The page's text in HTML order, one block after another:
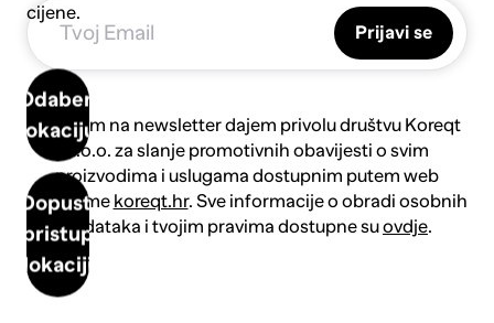
cijene.
Odaberi
lokaciju
Dopusti
pristup
lokaciji
Prijavi se
Prijavom na newsletter dajem privolu društvu Koreqt
d.o.o. za slanje promotivnih obavijesti o svim
proizvodima i uslugama dostupnim putem web
platforme koreqt.hr. Sve informacije o obradi osobnih
podataka i tvojim pravima dostupne suovdje.